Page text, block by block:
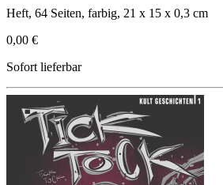
Heft, 64 Seiten, farbig, 21 x 15 x 0,3 cm
0,00 €
Sofort lieferbar